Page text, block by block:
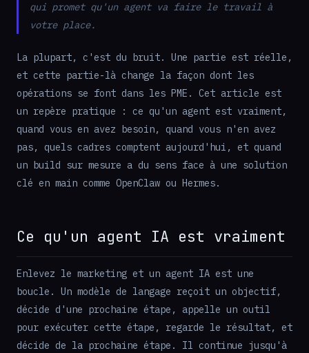
qui promet qu'un agent va faire le travail à
votre place.
La plupart, c'est du bruit. Une partie est réelle,
et cette partie-là change la façon dont les
opérations se font dans les PME. Cet article est
un repère pratique : ce qu'un agent est vraiment,
quand vous en avez besoin, quand vous n'en avez
pas, quels cadres comptent aujourd'hui, et quand
un build sur mesure a du sens face à une solution
clé en main comme OpenClaw ou Hermes.
Ce qu'un agent IA est vraiment
Enlevez le marketing et un agent IA est une
boucle. Un modèle de langage reçoit un objectif,
décide d'une prochaine étape, appelle un outil
pour exécuter cette étape, regarde le résultat, et
décide de la prochaine étape. Il continue jusqu'à